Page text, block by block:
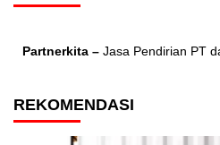
Partnerkita – Jasa Pendirian PT
REKOMENDASI